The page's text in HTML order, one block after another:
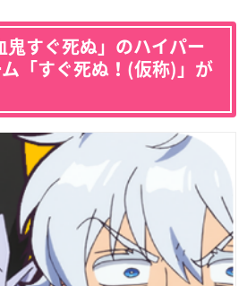
鬼すぐ死ぬ」のハイパー
「すぐ死ぬ！(仮称)」が